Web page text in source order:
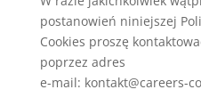
postanowień niniejszej
Cookies proszę
poprzez adres
e-mail: kontakt@careers-